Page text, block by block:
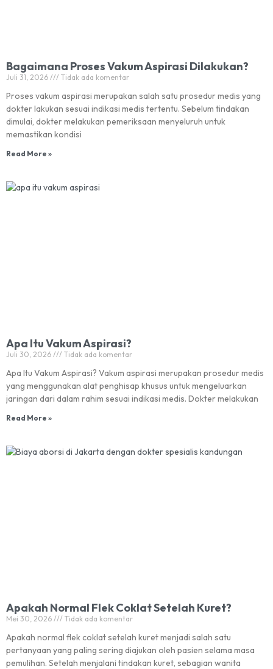
Bagaimana Proses Vakum Aspirasi Dilakukan?
Juli 31, 2026 Tidak ada komentar
Proses vakum aspirasi merupakan salah satu prosedur medis yang
dokter lakukan sesuai indikasi medis tertentu. Sebelum tindakan
dimulai, dokter melakukan pemeriksaan menyeluruh untuk
memastikan kondisi
Read More »
Apa Itu Vakum Aspirasi?
Juli 30, 2026 Tidak ada komentar
Apa Itu Vakum Aspirasi? Vakum aspirasi merupakan prosedur medis
yang menggunakan alat penghisap khusus untuk mengeluarkan
jaringan dari dalam rahim sesuai indikasi medis. Dokter melakukan
Read More »
Apakah Normal Flek Coklat Setelah Kuret?
Mei 30, 2026 Tidak ada komentar
Apakah normal flek coklat setelah kuret menjadi salah satu
pertanyaan yang paling sering diajukan oleh pasien selama masa
pemulihan. Setelah menjalani tindakan kuret, sebagian wanita